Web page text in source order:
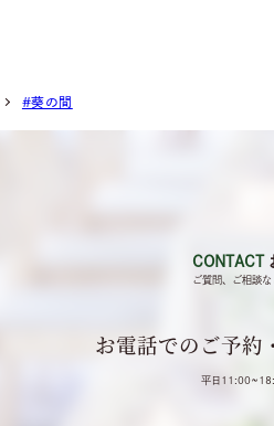
#葵の間
CONTACT
ご質問、ご相談な
お電話でのご予約
平日